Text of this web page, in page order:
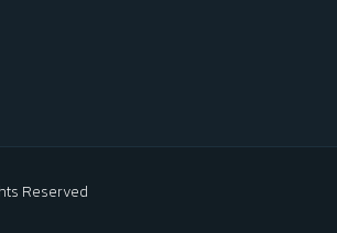
Reserved